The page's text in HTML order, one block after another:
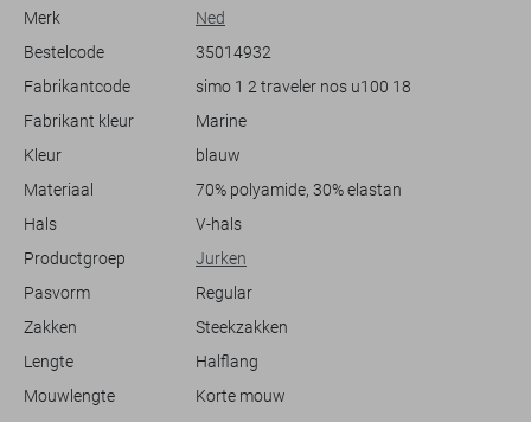
accessoires waardoor je eindeloos kunt variëren in looks. Draag hem
hakken voor een avondje uit. Met zijn tijdloze design is deze NED jurk
een basisstuk dat niet mag ontbreken in jouw kledingkast, perfect
passend bij elke gelegenheid waar casual en elegantie elkaar
De totale lengte is 95 cm bij maat S.
Merk
Ned
Bestelcode
35014932
Fabrikantcode
simo 1 2 traveler nos u100 18
Fabrikant kleur
Marine
Kleur
blauw
Materiaal
70% polyamide, 30% elastan
Hals
V-hals
Productgroep
Jurken
Pasvorm
Regular
Zakken
Steekzakken
Lengte
Halflang
Mouwlengte
Korte mouw